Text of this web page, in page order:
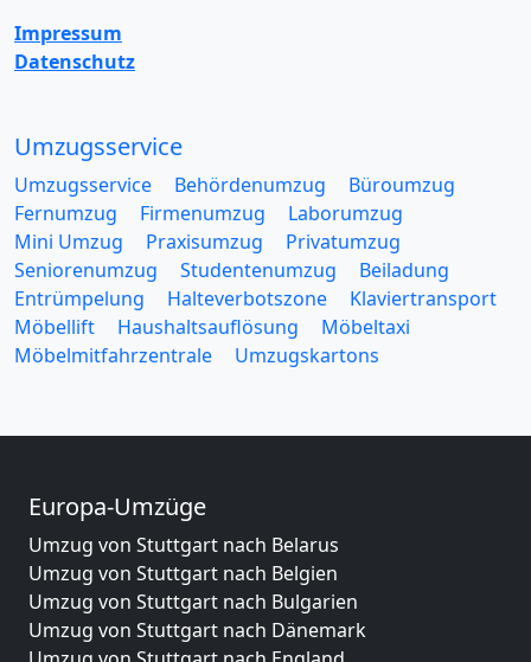
Impressum
Datenschutz
Umzugsservice
Umzugsservice Behördenumzug
Büroumzug
Fernumzug
Firmenumzug
Laborumzug
Mini Umzug
Praxisumzug
Privatumzug
Seniorenumzug
Studentenumzug
Beiladung
Entrümpelung
Halteverbotszone
Klaviertransport
Möbellift
Haushaltsauflösung
Möbeltaxi
Möbelmitfahrzentrale
Umzugskartons
Europa-Umzüge
Umzug von Stuttgart nach Belarus
Umzug von Stuttgart nach Belgien
Umzug von Stuttgart nach Bulgarien
Umzug von Stuttgart nach Dänemark